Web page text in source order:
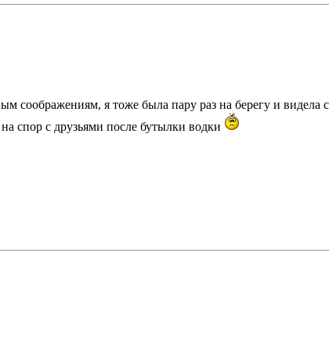
соображениям, я тоже была пару раз на берегу и видела
спор с друзьями после бутылки водки